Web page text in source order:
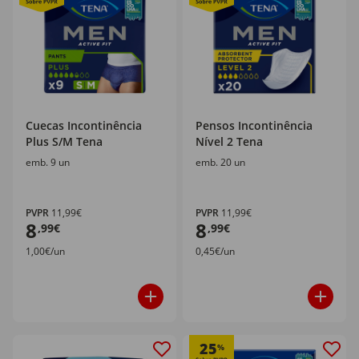
Cuecas Incontinência
Plus S/M Tena
emb. 9 un
PVPR 11,99€
8,99€
1,00€/un
Pensos Incontinência
Nível 2 Tena
emb. 20 un
PVPR 11,99€
8,99€
0,45€/un
25%